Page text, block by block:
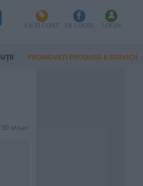
FĂ-ȚI CONT FB LOGIN LOGIN
PROMOVAȚI PRODUSE & SERVICII
30 afisari